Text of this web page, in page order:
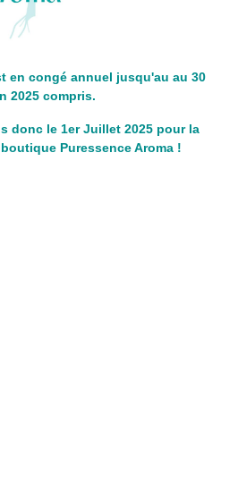
en congé annuel jusqu'au au 30
2025 compris.
donc le 1er Juillet 2025 pour la
Puressence Aroma !